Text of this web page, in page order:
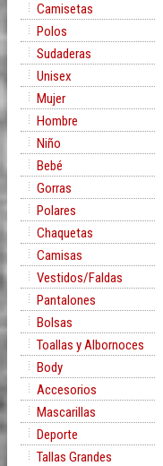
Camisetas
Polos
Sudaderas
Unisex
Mujer
Hombre
Niño
Bebé
Gorras
Polares
Chaquetas
Camisas
Vestidos/Faldas
Pantalones
Bolsas
Toallas y Albornoces
Body
Accesorios
Mascarillas
Deporte
Tallas Grandes